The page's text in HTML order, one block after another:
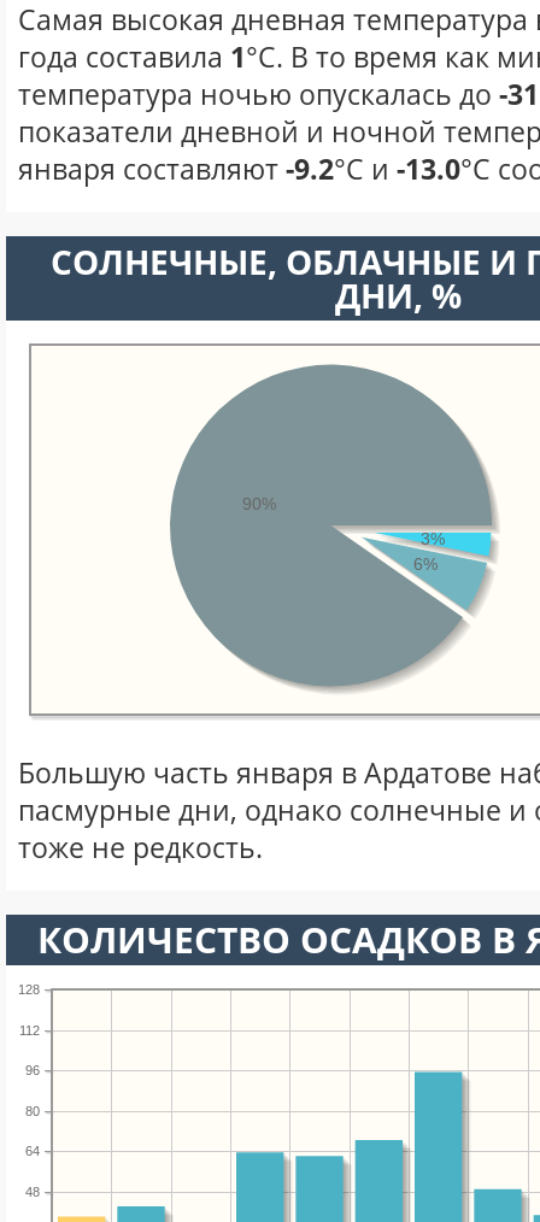
Самая высокая дневная температура
года составила 1°С. В то время как
температура ночью опускалась до -31
показатели дневной и ночной
января составляют-9.2°С и -13.0°С
CОЛНЕЧНЫЕ, ОБЛАЧНЫЕ И
ДНИ, %
3%
6%
90%
Большую часть января в Ардатове
пасмурные дни, однако солнечные
тоже не редкость.
КОЛИЧЕСТВО ОСАДКОВ В
48
64
80
96
112
128